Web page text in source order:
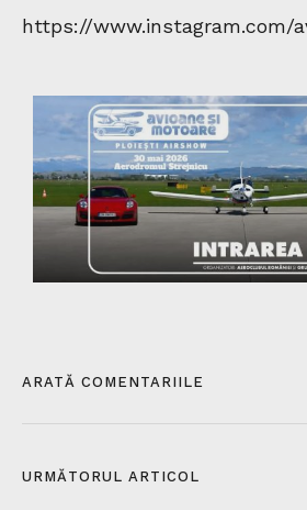
https://www.instagram.com/
ARATĂ COMENTARIILE
URMĂTORUL ARTICOL​